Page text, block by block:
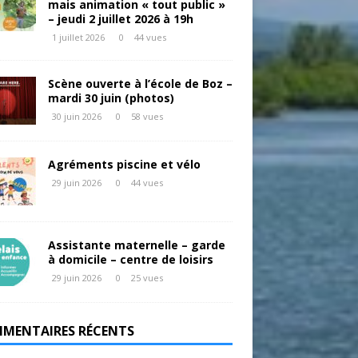
mais animation « tout public »
– jeudi 2 juillet 2026 à 19h
1 juillet 2026 0 44 vues
Scène ouverte à l’école de Boz –
mardi 30 juin (photos)
30 juin 2026 0 58 vues
Agréments piscine et vélo
29 juin 2026 0 44 vues
Assistante maternelle – garde
à domicile – centre de loisirs
29 juin 2026 0 25 vues
RÉCENTS